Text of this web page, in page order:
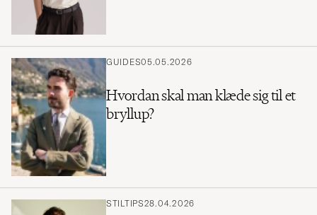
GUIDES05.05.2026
Hvordan skal man klæde sig til et
bryllup?
STILTIPS28.04.2026